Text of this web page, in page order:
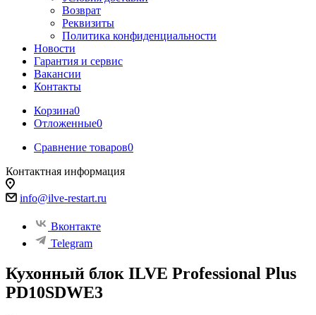
Возврат
Реквизиты
Политика конфиденциальности
Новости
Гарантия и сервис
Вакансии
Контакты
Корзина0
Отложенные0
Сравнение товаров0
Контактная информация
info@ilve-restart.ru
Вконтакте
Telegram
Кухонный блок ILVE Professional Plus
PD10SDWE3